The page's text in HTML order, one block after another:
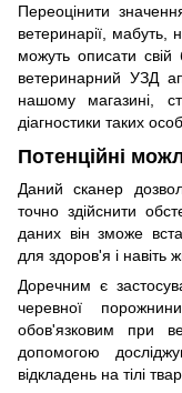
Переоцінити
ветеринарії, мабуть,
можуть описати свій
ветеринарний УЗД
нашому магазині,
діагностики таких
Потенційні
Даний сканер
точно здійснити
даних він зможе
для здоров'я і навіть
Доречним є
черевної
обов'язковим при
допомогою
відкладень на тілі